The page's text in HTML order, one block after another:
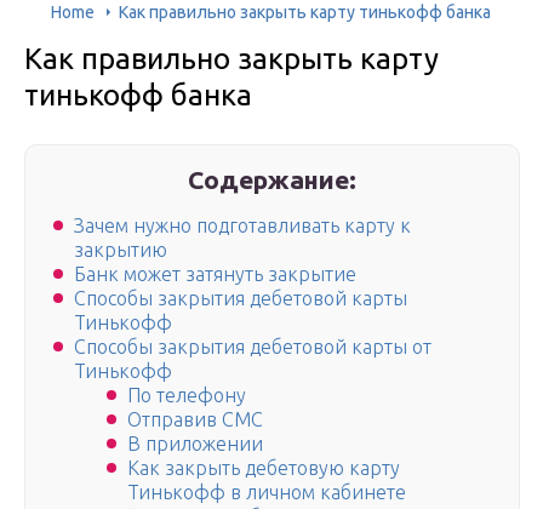
Home Как правильно закрыть карту тинькофф банка
Как правильно закрыть карту
тинькофф банка
Содержание:
Зачем нужно подготавливать карту к
закрытию
Банк может затянуть закрытие
Способы закрытия дебетовой карты
Тинькофф
Способы закрытия дебетовой карты от
Тинькофф
По телефону
Отправив СМС
В приложении
Как закрыть дебетовую карту
Тинькофф в личном кабинете